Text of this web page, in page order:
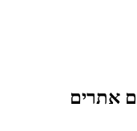
אתרים